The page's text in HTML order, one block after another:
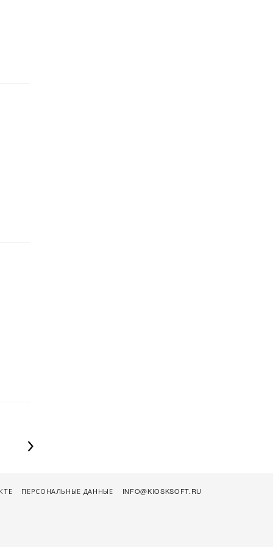
ПЕРСОНАЛЬНЫЕ ДАННЫЕ INFO@KIOSKSOFT.RU